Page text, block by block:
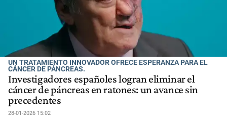
UN TRATAMIENTO INNOVADOR OFRECE ESPERANZA PARA EL
CÁNCER DE PÁNCREAS.
Investigadores españoles logran eliminar el
cáncer de páncreas en ratones: un avance sin
precedentes
28-01-2026 15:02